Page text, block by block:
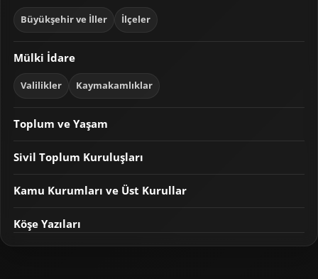
Büyükşehir ve İller İlçeler
Mülki İdare
Valilikler Kaymakamlıklar
Toplum ve Yaşam
Sivil Toplum Kuruluşları
Kamu Kurumları ve Üst Kurullar
Köşe Yazıları